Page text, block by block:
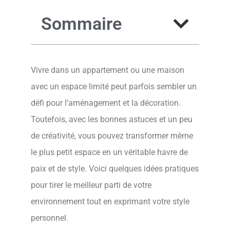
Sommaire
Vivre dans un appartement ou une maison
avec un espace limité peut parfois sembler un
défi pour l’aménagement et la décoration.
Toutefois, avec les bonnes astuces et un peu
de créativité, vous pouvez transformer même
le plus petit espace en un véritable havre de
paix et de style. Voici quelques idées pratiques
pour tirer le meilleur parti de votre
environnement tout en exprimant votre style
personnel.